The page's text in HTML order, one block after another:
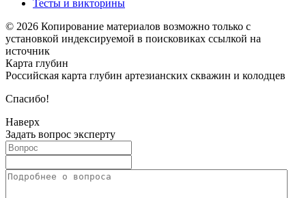
Тесты и викторины
© 2026 Копирование материалов возможно только с
установкой индексируемой в поисковиках ссылкой на
источник
Карта глубин
Российская карта глубин артезианских скважин и колодцев
Спасибо!
Наверх
Задать вопрос эксперту